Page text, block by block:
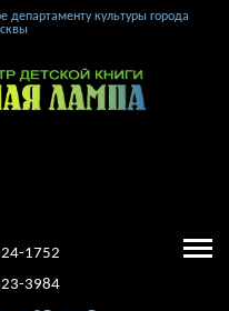
департаменту культуры города
1752
3984